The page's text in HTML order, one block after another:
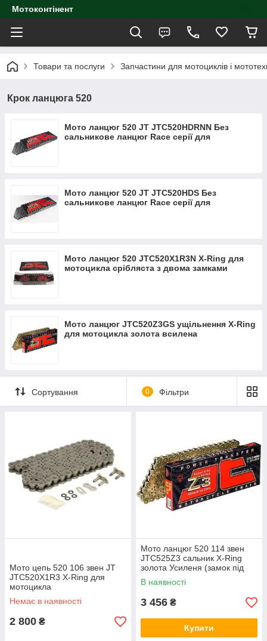
Мотоконтінент
Товари та послуги Запчастини для мотоциклів і
Крок ланцюга 520
Мото ланцюг 520 JT JTC520HDRNN Без
сальникове ланцюг Race серії для
Мото ланцюг 520 JT JTC520HDS Без
сальникове ланцюг Race серії для
Мото ланцюг 520 JTC520X1R3N X-Ring для
мотоцикла срібляста з двома замками
Мото ланцюг JTC520Z3GS ущільнення X-Ring
для мотоцикла золота всилена
Сортування 0 Фільтри
Мото цепь 520 106 звен JT
JTC520X1R3 X-Ring для
мотоцикла
Немає в наявності
2 800 ₴
Мото ланцюг 520 114 звен
JTC525Z3 сальник X-Ring
золота Усиленя (замок під
розклепку)
В наявності
3 456 ₴
Купити